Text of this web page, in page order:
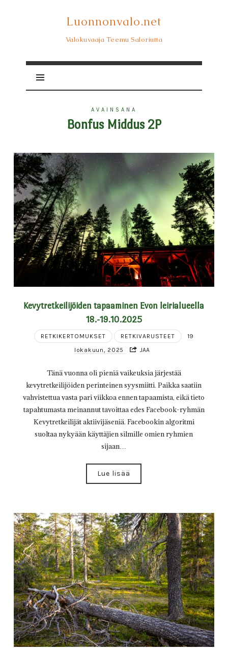
Luonnonvalo.net
Luonnonvalo.net
Valokuvaaja Teemu Saloriutta
AVAINSANA
Bonfus Middus 2P
Kevytretkeilijöiden tapaaminen Evon leirialueella
18.-19.10.2025
RETKIKERTOMUKSET RETKIVARUSTEET
19
lokakuun, 2025
JAA
Tänä vuonna oli pieniä vaikeuksia järjestää
kevytretkeilijöiden perinteinen syysmiitti. Paikka saatiin
vahvistettua vasta pari viikkoa ennen tapaamista, eikä tieto
tapahtumasta meinannut tavoittaa edes Facebook-ryhmän
Kevytretkeilijät aktiivijäseniä. Facebookin algoritmi
suoltaa nykyään käyttäjien silmille omien ryhmien
sijaan…
Lue lisää